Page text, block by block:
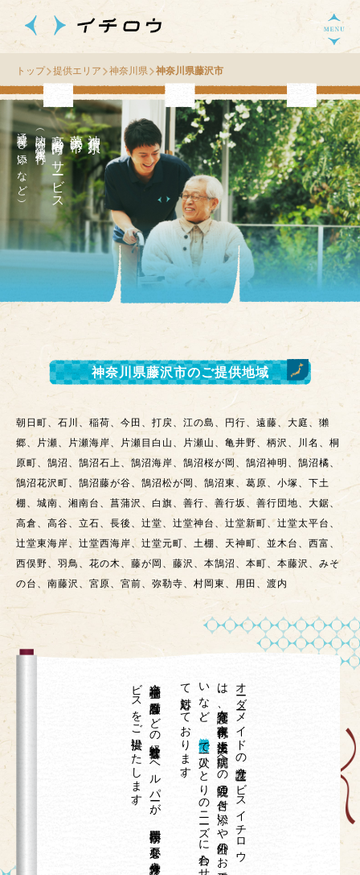
トップ 提供エリア 神奈川県 神奈川県藤沢市
神
奈
川
県
藤
沢
市
の
高齢者向け
サ
ー
ビス
（訪問介護・家事代行
通院付き添いなど）
神奈川県藤沢市のご提供地域
朝日町、石川、稲荷、今田、打戻、江の島、円行、遠藤、大庭、獺
郷、片瀬、片瀬海岸、片瀬目白山、片瀬山、亀井野、柄沢、川名、桐
原町、鵠沼、鵠沼石上、鵠沼海岸、鵠沼桜が岡、鵠沼神明、鵠沼橘、
鵠沼花沢町、鵠沼藤が谷、鵠沼松が岡、鵠沼東、葛原、小塚、下土
棚、城南、湘南台、菖蒲沢、白旗、善行、善行坂、善行団地、大鋸、
高倉、高谷、立石、長後、辻堂、辻堂神台、辻堂新町、辻堂太平台、
辻堂東海岸、辻堂西海岸、辻堂元町、土棚、天神町、並木台、西富、
西俣野、羽鳥、花の木、藤が岡、藤沢、本鵠沼、本町、本藤沢、みそ
の台、南藤沢、宮原、宮前、弥勒寺、村岡東、用田、渡内
オ
ーダ
ーメ
イ
ド
の
介護サ
ービ
ス
イ
チ
ロ
ウ
は
、
在宅介護、
家事代行、
生活支援、
病院へ
の
通院の
付き
添い
や
外出の
お
手伝
い
な
ど
、
で
一人ひ
と
り
の
ニ
ーズ
に
合わ
せ
て
対応し
て
お
り
ま
す
。
介護福祉士や
看護師な
ど
の
経験豊富な
ヘ
ル
パ
ーが
、
専門技術が
必要な
身体介護サ
ー
ビ
ス
を
ご
提供い
た
し
ま
す
。